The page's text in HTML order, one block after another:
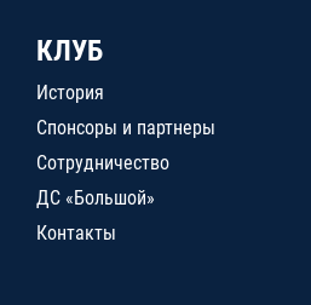
КЛУБ
История
Спонсоры и партнеры
Сотрудничество
ДС «Большой»
Контакты